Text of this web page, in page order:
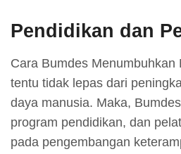
Pendidikan dan
Cara Bumdes Menumbuhkan
tentu tidak lepas dari
daya manusia. Maka,
program pendidikan, dan
pada pengembangan